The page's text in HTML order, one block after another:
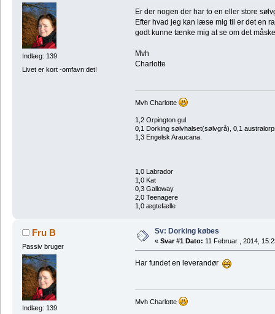
Indlæg: 139
Livet er kort -omfavn det!
Er der nogen der har to en eller store
Efter hvad jeg kan læse mig til er det en
godt kunne tænke mig at se om det
Mvh
Charlotte
Mvh Charlotte
1,2 Orpington gul
0,1 Dorking sølvhalset(sølvgrå), 0,1
1,3 Engelsk Araucana.
1,0 Labrador
1,0 Kat
0,3 Galloway
2,0 Teenagere
1,0 ægtefælle
Fru B
Passiv bruger
Indlæg: 139
Sv: Dorking købes
« Svar #1 Dato: 11 Februar , 2014,
Har fundet en leverandør
Mvh Charlotte